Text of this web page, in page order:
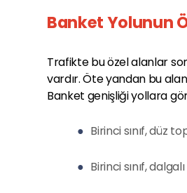
Banket Yolunun
Trafikte bu özel alanlar
vardır. Öte yandan bu
Banket genişliği yollara
● Birinci sınıf, düz
● Birinci sınıf,